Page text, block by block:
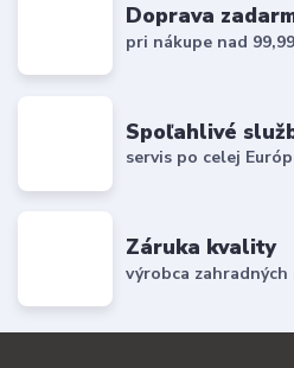
Doprava
pri nákupe nad
Spoľahlivé
servis po celej
Záruka kvality
výrobca